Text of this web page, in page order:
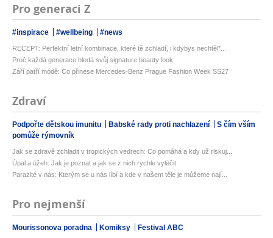
Pro generaci Z
#inspirace #wellbeing #news
RECEPT: Perfektní letní kombinace, které tě zchladí, i kdybys nechtěl*...
Proč každá generace hledá svůj signature beauty look
Září patří módě: Co přinese Mercedes-Benz Prague Fashion Week SS27
Zdraví
Podpořte dětskou imunitu Babské rady proti nachlazení
S čím vším
pomůže rýmovník
Jak se zdravě zchladit v tropických vedrech: Co pomáhá a kdy už riskuj...
Úpal a úžeh: Jak je poznat a jak se z nich rychle vyléčit
Parazité v nás: Kterým se u nás líbí a kde v našem těle je můžeme nají...
Pro nejmenší
Mourissonova poradna Komiksy Festival ABC